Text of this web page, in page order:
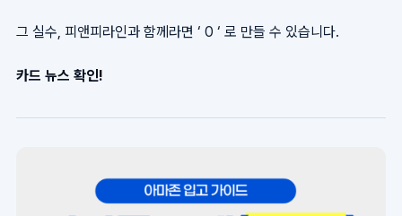
그 실수, 피앤피라인과 함께라면 ‘ 0 ‘ 로 만들 수 있습니다.
카드 뉴스 확인!